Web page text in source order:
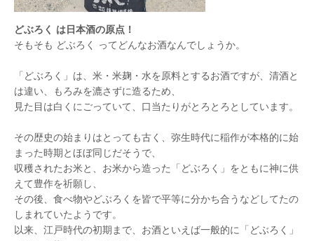
どぶろく は日本酒の原点！
そもそも どぶろく ってどんなお酒なんでしょうか。
「どぶろく」は、米・米麹・水を原料とするお酒ですが、清酒と
は違い、もろみを漉さずに造るため、
見た目は白くにごっていて、口当たりがとろとろとしています。
その歴史の始まりはとっても古く、弥生時代に稲作が本格的に始
まった時期とほぼ同じだそうで、
収穫されたお米と、お米から造った「どぶろく」をともに神に供
えて豊作を祈願し、
その後、食べ物やどぶろくを皆で平等に分かち合うなどしてたの
しまれていたようです。
以来、江戸時代の初期まで、お酒といえば一般的に「どぶろく」